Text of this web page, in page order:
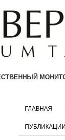
ГЛАВНАЯ
ПУБЛИКАЦИИ